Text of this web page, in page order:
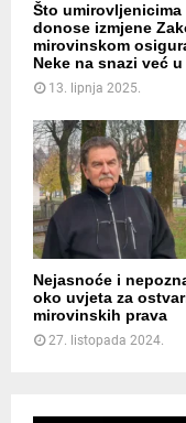
Što umirovljenicima
donose izmjene
mirovinskom
Neke na snazi već
13. lipnja 2025.
Nejasnoće i
oko uvjeta za
mirovinskih prava
27. listopada 2024.